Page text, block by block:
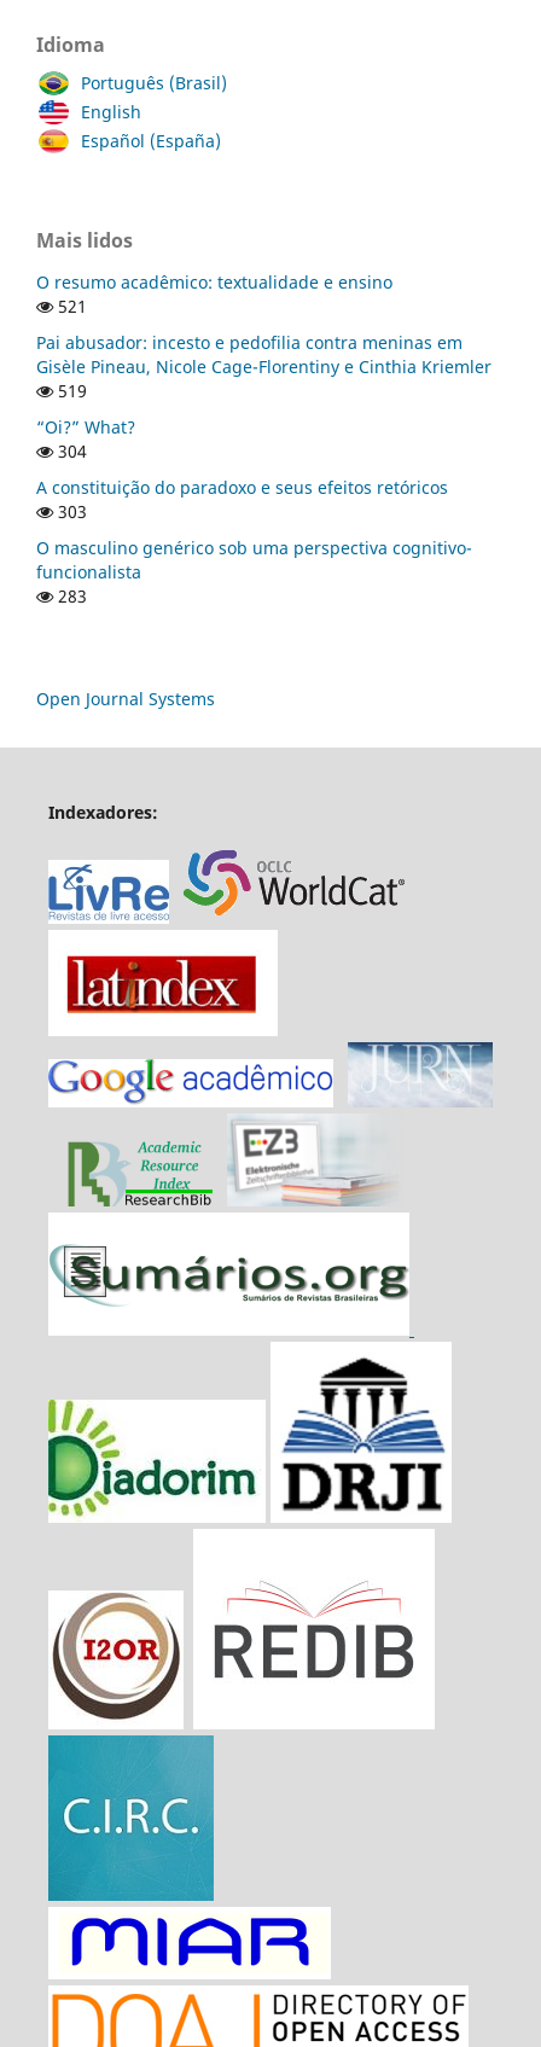
Idioma
Português (Brasil)
English
Español (España)
Mais lidos
O resumo acadêmico: textualidade e ensino
521
Pai abusador: incesto e pedofilia contra meninas em
Gisèle Pineau, Nicole Cage-Florentiny e Cinthia Kriemler
519
“Oi?” What?
304
A constituição do paradoxo e seus efeitos retóricos
303
O masculino genérico sob uma perspectiva cognitivo-
funcionalista
283
Open Journal Systems
Indexadores: